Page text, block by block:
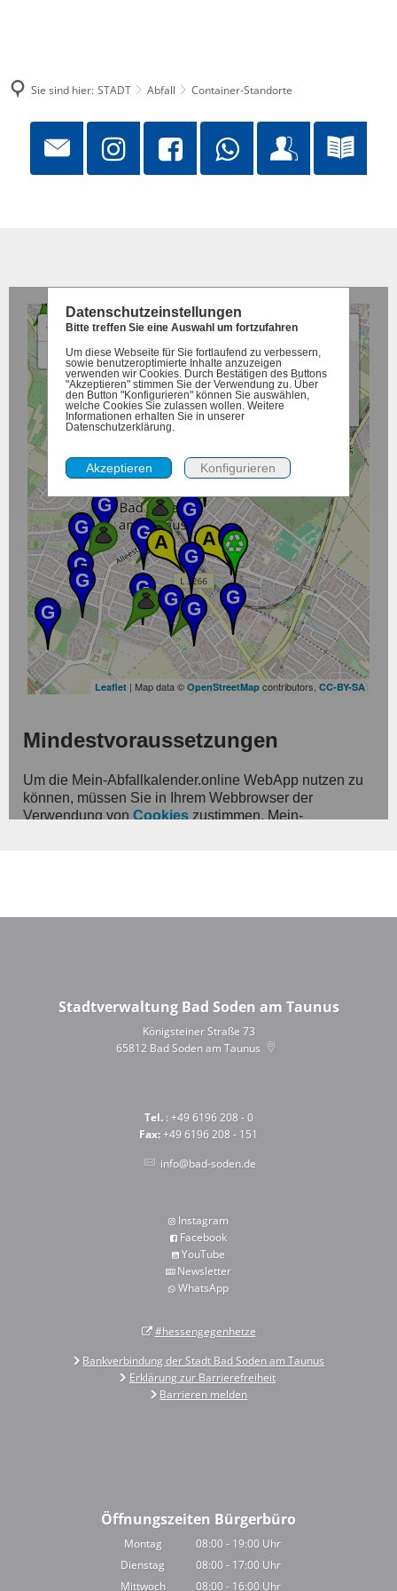
Sie sind hier: STADT Abfall Container-Standorte
Stadtverwaltung Bad Soden am Taunus
Königsteiner Straße 73
65812 Bad Soden am Taunus
Tel.: +49 6196 208 - 0
Fax:+49 6196 208 - 151
info@bad-soden.de
Instagram
Facebook
YouTube
Newsletter
WhatsApp
#hessengegenhetze
Bankverbindung der Stadt Bad Soden am Taunus
Erklärung zur Barrierefreiheit
Barrieren melden
Öffnungszeiten Bürgerbüro
Montag 08:00- 19:00 Uhr
Von 08:00 bis 19:00 Uhr
Dienstag 08:00- 17:00 Uhr
Von 08:00 bis 17:00 Uhr
Mittwoch 08:00- 16:00 Uhr